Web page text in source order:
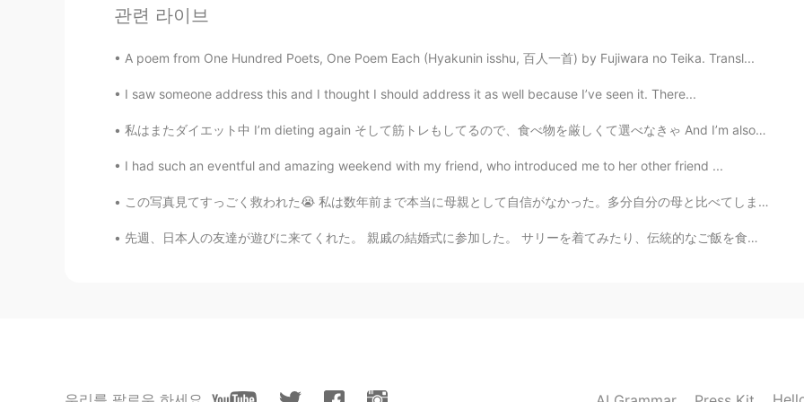
CN EN
Same
ID EN
Me too.. My name Bella too😍
관련 라이브
A poem from One Hundred Poets, One Poem Each (Hyakunin isshu, 百人一首) by Fujiwara no Teika. Transl...
I saw someone address this and I thought I should address it as well because I’ve seen it. There...
私はまたダイエット中 I’m dieting again そして筋トレもしてるので、食べ物を厳しくて選べなきゃ And I’m also weight training, so I have ...
I had such an eventful and amazing weekend with my friend, who introduced me to her other friend ...
この写真見てすっごく救われた😭 私は数年前まで本当に母親として自信がなかった。多分自分の母と比べてしまってたから、 到底叶わないと思ったし、逃げたいと思う時もあった。 完璧 それを目指してた。...
先週、日本人の友達が遊びに来てくれた。 親戚の結婚式に参加した。 サリーを着てみたり、伝統的なご飯を食べたり、買い物したりして楽しんでいたようだ。 私も久しぶりに日本人の友達と会って嬉しかった...